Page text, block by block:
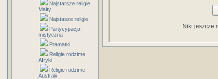
Najstarsze religie
Malty
Najstasze religie
Partycypacja
mistyczna
Pramatki
Religie rodzime
Afryki
Religie rodzime
Australii
Nikt jeszcze